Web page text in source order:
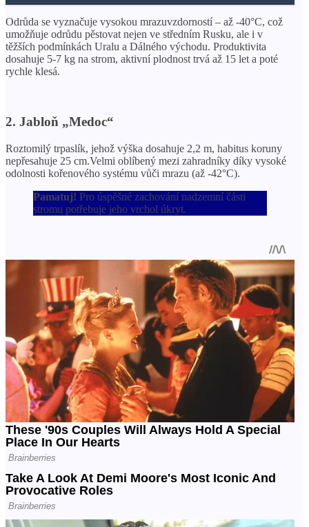
Odrůda se vyznačuje vysokou mrazuvzdorností – až -40°C, což
umožňuje odrůdu pěstovat nejen ve středním Rusku, ale i v
těžších podmínkách Uralu a Dálného východu. Produktivita
dosahuje 5-7 kg na strom, aktivní plodnost trvá až 15 let a poté
rychle klesá.
2. Jabloň „Medoc“
Roztomilý trpaslík, jehož výška dosahuje 2,2 m, habitus koruny
nepřesahuje 25 cm.Velmi oblíbený mezi zahradníky díky vysoké
odolnosti kořenového systému vůči mrazu (až -42°C).
Pamatuj! Pro úspěšné zachování nadzemní části
stromu potřebuje jeho vrchol úkryt.